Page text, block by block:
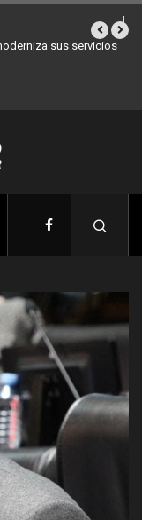
Bares Notables y ya son